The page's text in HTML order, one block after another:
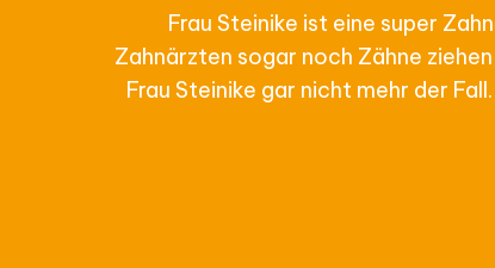
Frau Steinike ist eine super
Zahnärzten sogar noch Zähne
Frau Steinike gar nicht mehr der